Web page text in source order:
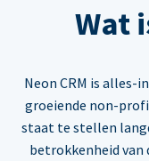
Wat
Neon CRM is alles-
groeiende non-
staat te stellen
betrokkenheid van